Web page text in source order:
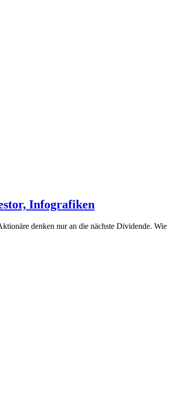
Infografiken
denken nur an die nächste Dividende. Wie